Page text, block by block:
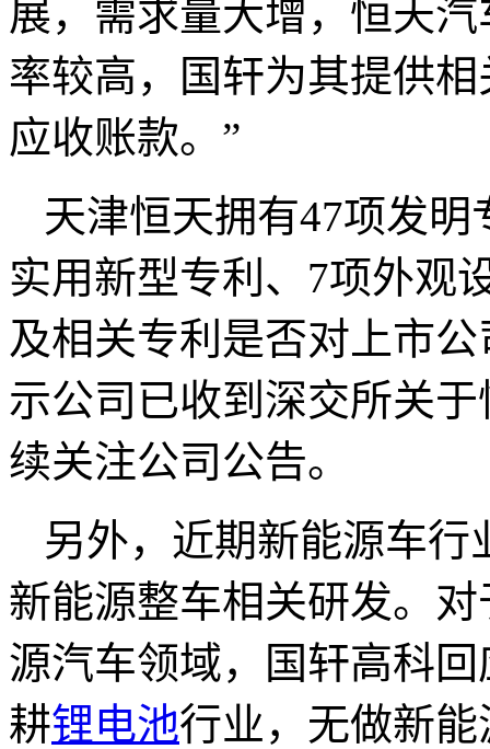
展，需求量大增，恒天
率较高，国轩为其提供
应收账款。”
天津恒天拥有47项发
实用新型专利、7项外观
及相关专利是否对上市
示公司已收到深交所关
续关注公司公告。
另外，近期新能源车
新能源整车相关研发。
源汽车领域，国轩高科
耕锂电池行业，无做新